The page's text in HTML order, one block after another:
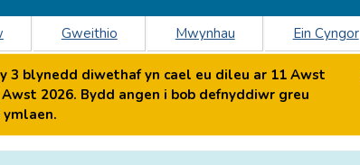
Gweithio Mwynhau Ein Cyngor
3 blynedd diwethaf yn cael eu dileu ar 11 Awst
2026. Bydd angen i bob defnyddiwr greu